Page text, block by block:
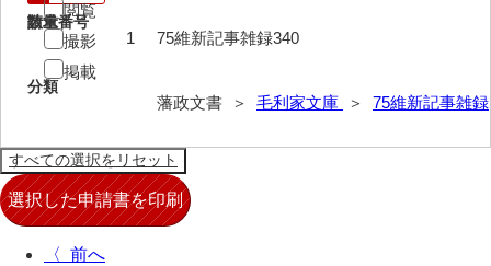
請求番号
75維新記事雑録340
分類
藩政文書 ＞ 毛利家文庫 ＞ 75維新記事雑録
数量
1
閲覧
撮影
掲載
〈